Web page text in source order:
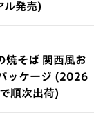
ル発売)
焼そば 関西風お
ッケージ (2026
順次出荷)